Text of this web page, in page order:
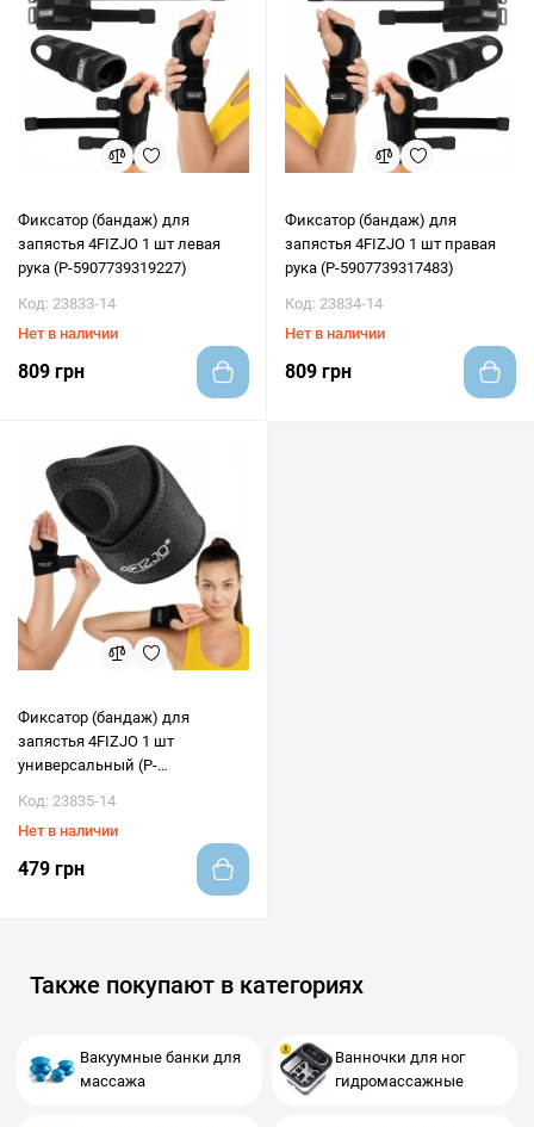
Фиксатор (бандаж) для
запястья 4FIZJO 1 шт левая
рука (P-5907739319227)
Код: 23833-14
Нет в наличии
809 грн
Фиксатор (бандаж) для
запястья 4FIZJO 1 шт правая
рука (P-5907739317483)
Код: 23834-14
Нет в наличии
809 грн
Фиксатор (бандаж) для
запястья 4FIZJO 1 шт
универсальный (P-
Код: 23835-14
Нет в наличии
479 грн
Также покупают в категориях
Вакуумные банки для
массажа
Ванночки для ног
гидромассажные